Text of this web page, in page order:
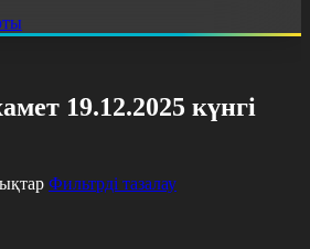
19.12.2025 күнгі
Фильтрді тазалау